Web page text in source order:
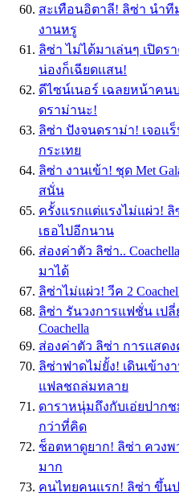
สะเทือนอิตาลี! ลิซ่า นำที
งานหรู
ลิซ่า ไม่ได้มาเล่นๆ เปิดรา
น่องก็เฉียดเเสน!
ดีไซน์เนอร์ เฉลยหน้าคน
ดราม่านะ!
ลิซ่า ปังจนดราม่า! เจอเเ
กระเทย
ลิซ่า งานเข้า! ชุด Met
สนั่น
ครั้งแรกแต่เเรงไม่แผ่ว! ลิ
เธอไปอีกนาน
ส่องค่าตัว ลิซ่า..
มาได้
ลิซ่าไม่แผ่ว! วีค 2
ลิซ่า รันวงการแฟชั่น เป
Coachella
ส่องค่าตัว ลิซ่า การเเสด
ลิซ่าฟาดไม่ยั้ง! เดินเข้าง
แฟลชถล่มทลาย
ดาราหนุ่มถึงกับเอ่ยปาก
กว่าที่คิด
ช็อตหาดูยาก! ลิซ่า ควงพ
มาก
คนไทยคนแรก! ลิซ่า ขึ้น